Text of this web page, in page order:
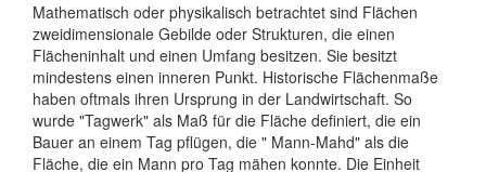
Mathematisch oder physikalisch betrachtet sind Flächen
zweidimensionale Gebilde oder Strukturen, die einen
Flächeninhalt und einen Umfang besitzen. Sie besitzt
mindestens einen inneren Punkt. Historische Flächenmaße
haben oftmals ihren Ursprung in der Landwirtschaft. So
wurde "Tagwerk" als Maß für die Fläche definiert, die ein
Bauer an einem Tag pflügen, die " Mann-Mahd" als die
Fläche, die ein Mann pro Tag mähen konnte. Die Einheit